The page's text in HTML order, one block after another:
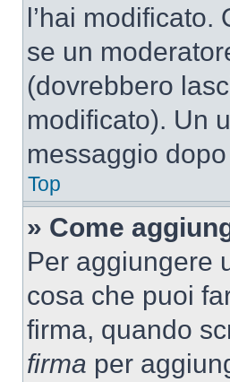
l’hai
se un
(dovrebbero
modificato). Un
messaggio
Top
» Come
Per aggiungere
cosa che puoi
firma, quando
firma per